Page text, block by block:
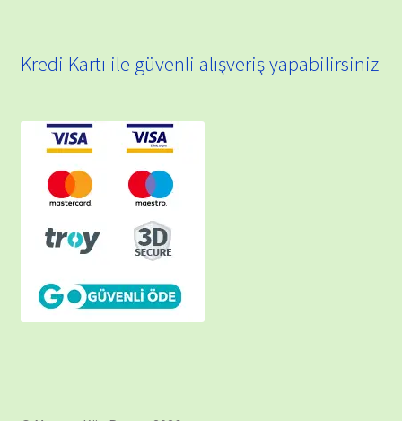
Kredi Kartı ile güvenli alışveriş yapabilirsiniz